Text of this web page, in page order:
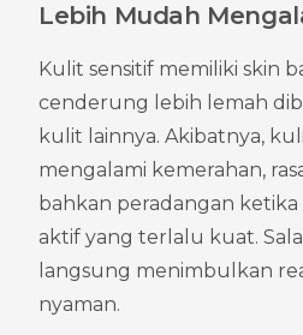
Lebih Mudah
Kulit sensitif memiliki skin
cenderung lebih lemah
kulit lainnya. Akibatnya,
mengalami kemerahan,
bahkan peradangan
aktif yang terlalu kuat.
langsung menimbulkan
nyaman.